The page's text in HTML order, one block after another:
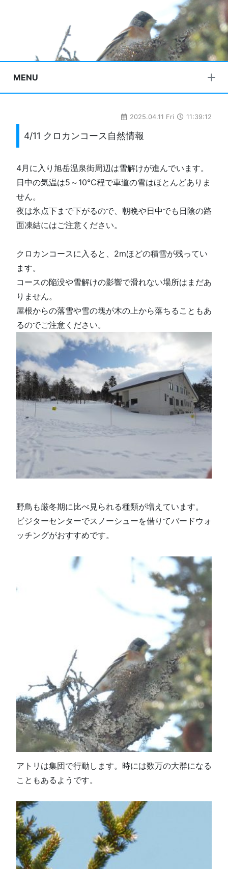
MENU
2025.04.11 Fri 11:39:12
4/11 クロカンコース自然情報
4月に入り旭岳温泉街周辺は雪解けが進んでいます。
日中の気温は5～10℃程で車道の雪はほとんどありま
せん。
夜は氷点下まで下がるので、朝晩や日中でも日陰の路
面凍結にはご注意ください。
クロカンコースに入ると、2mほどの積雪が残ってい
ます。
コースの陥没や雪解けの影響で滑れない場所はまだあ
りません。
屋根からの落雪や雪の塊が木の上から落ちることもあ
るのでご注意ください。
野鳥も厳冬期に比べ見られる種類が増えています。
ビジターセンターでスノーシューを借りてバードウォ
ッチングがおすすめです。
アトリは集団で行動します。時には数万の大群になる
こともあるようです。